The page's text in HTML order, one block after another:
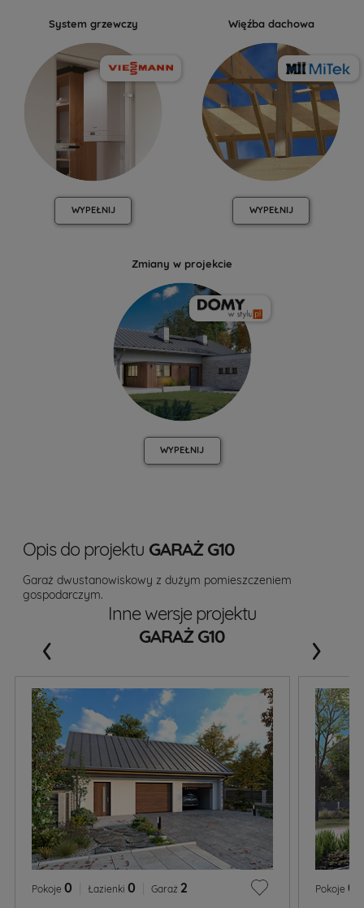
System grzewczy
WYPEŁNIJ
Więźba dachowa
WYPEŁNIJ
Zmiany w projekcie
WYPEŁNIJ
Opis do projektu GARAŻ G10
Garaż dwustanowiskowy z dużym pomieszczeniem
gospodarczym.
Inne wersje projektu
GARAŻ G10
Pokoje 0 Łazienki 0 Garaż 2 Pokoje 0
‹ ›